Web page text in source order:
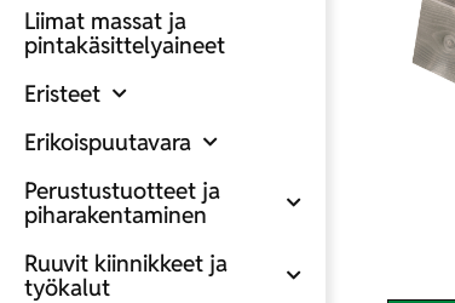
Liimat massat ja
pintakäsittelyaineet
Eristeet
Erikoispuutavara
Perustustuotteet ja
piharakentaminen
Ruuvit kiinnikkeet ja
työkalut